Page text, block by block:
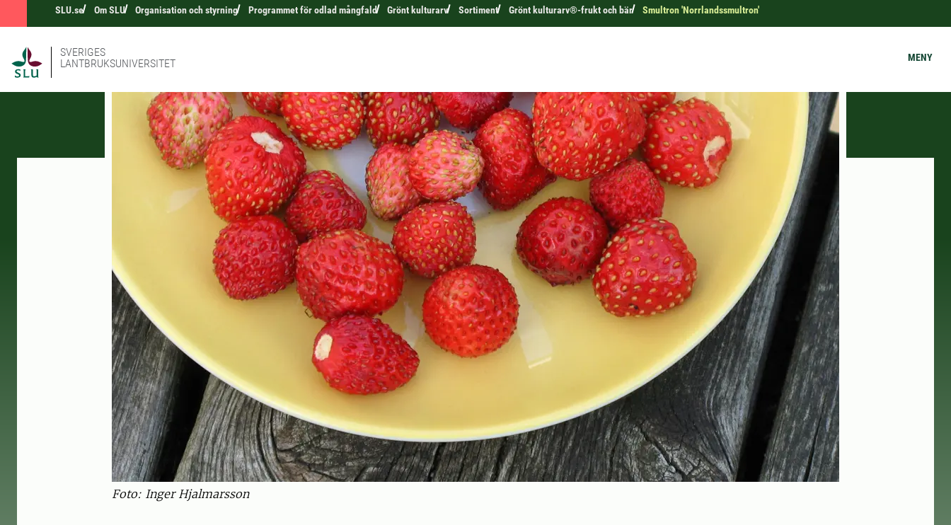
SLU.se Om SLU Organisation och styrning Programmet för odlad mångfald Grönt kulturarv Sortiment Grönt kulturarv®-frukt och bär Smultron 'Norrlandssmultron'
SVERIGES
LANTBRUKSUNIVERSITET
MENY
Foto: Inger Hjalmarsson